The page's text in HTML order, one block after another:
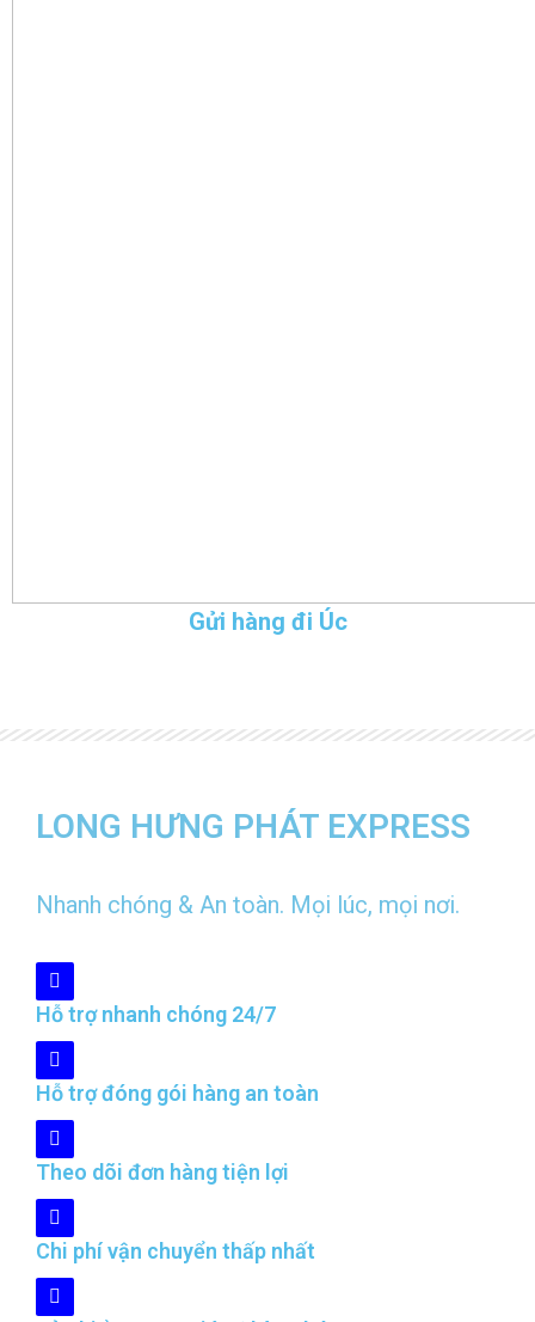
Gửi hàng đi Úc
LONG HƯNG PHÁT EXPRESS
Nhanh chóng & An toàn. Mọi lúc, mọi nơi.
Hỗ trợ nhanh chóng 24/7
Hỗ trợ đóng gói hàng an toàn
Theo dõi đơn hàng tiện lợi
Chi phí vận chuyển thấp nhất